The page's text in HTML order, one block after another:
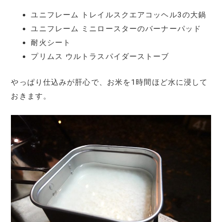
ユニフレーム トレイルスクエアコッヘル3の大鍋
ユニフレーム ミニロースターのバーナーパッド
耐火シート
プリムス ウルトラスパイダーストーブ
やっぱり仕込みが肝心で、お米を1時間ほど水に浸して
おきます。